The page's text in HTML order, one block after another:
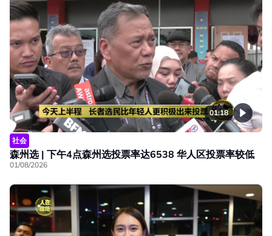
01:18
社会
森州选 | 下午4点森州选投票率达6538 华人区投票率较低
01/08/2026